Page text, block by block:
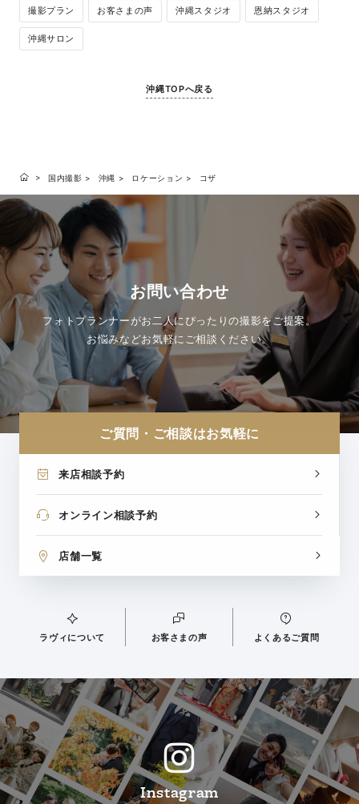
撮影プラン お客さまの声 沖縄スタジオ 恩納スタジオ
沖縄サロン
沖縄TOPへ戻る
国内撮影 沖縄 ロケーション コザ
お問い合わせ
フォトプランナーがお二人にぴったりの撮影をご提案。
お悩みなどお気軽にご相談ください。
ご質問・ご相談はお気軽に
来店相談予約
オンライン相談予約
店舗一覧
ラヴィについて お客さまの声 よくあるご質問
Instagram